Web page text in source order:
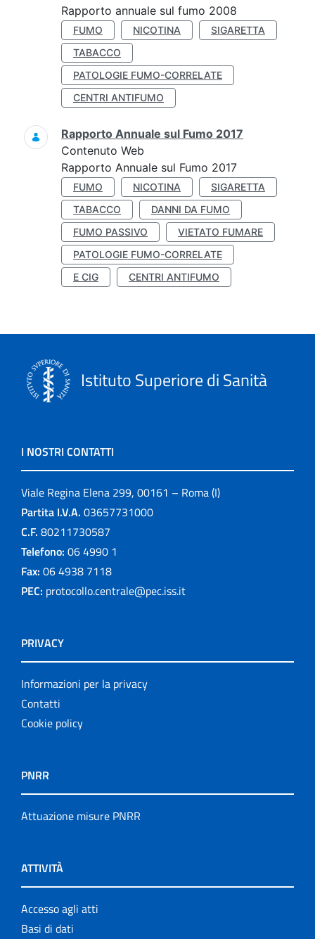
Rapporto annuale sul fumo 2008
FUMO NICOTINA
SIGARETTA
TABACCO
PATOLOGIE FUMO-CORRELATE
CENTRI ANTIFUMO
Rapporto Annuale sul Fumo 2017
Contenuto Web
Rapporto Annuale sul Fumo 2017
FUMO NICOTINA
SIGARETTA
TABACCO
DANNI DA FUMO
FUMO PASSIVO
VIETATO FUMARE
PATOLOGIE FUMO-CORRELATE
E CIG
CENTRI ANTIFUMO
Istituto Superiore di Sanità
I NOSTRI CONTATTI
Viale Regina Elena 299, 00161 – Roma (I)
Partita I.V.A. 03657731000
C.F. 80211730587
Telefono: 06 4990 1
Fax: 06 4938 7118
PEC: protocollo.centrale@pec.iss.it
PRIVACY
Informazioni per la privacy
Contatti
Cookie policy
PNRR
Attuazione misure PNRR
ATTIVITÀ
Accesso agli atti
Basi di dati